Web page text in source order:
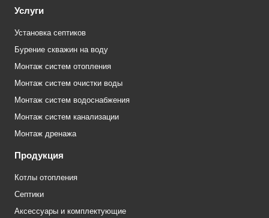
Услуги
Установка септиков
Бурение скважин на воду
Монтаж систем отопления
Монтаж систем очистки воды
Монтаж систем водоснабжения
Монтаж систем канализации
Монтаж дренажа
Продукция
Котлы отопления
Септики
Аксессуары и комплектующие